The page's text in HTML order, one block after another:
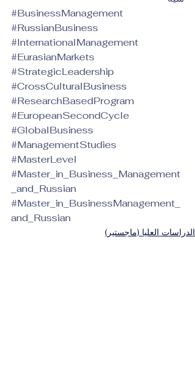
#BusinessManagement
#RussianBusiness
#InternationalManagement
#EurasianMarkets
#StrategicLeadership
#CrossCulturalBusiness
#ResearchBasedProgram
#EuropeanSecondCycle
#GlobalBusiness
#ManagementStudies
#MasterLevel
#Master_in_Business_Management
_and_Russian
#Master_in_BusinessManagement_
and_Russian
الدراسات العليا (ماجستير)